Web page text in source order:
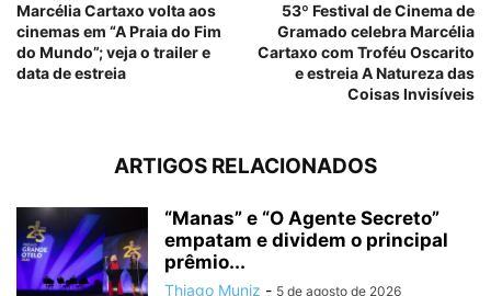
Marcélia Cartaxo volta aos
cinemas em “A Praia do Fim
do Mundo”; veja o trailer e
data de estreia
53º Festival de Cinema de
Gramado celebra Marcélia
Cartaxo com Troféu Oscarito
e estreia A Natureza das
Coisas Invisíveis
ARTIGOS RELACIONADOS
“Manas” e “O Agente Secreto”
empatam e dividem o principal
prêmio...
Thiago Muniz - 5 de agosto de 2026